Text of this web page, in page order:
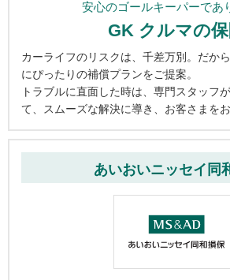
安心のゴールキーパーであ
GK クルマの
カーライフのリスクは、千差万別。だか
にぴったりの補償プランをご提案。
トラブルに直面した時は、専門スタッフ
て、スムーズな解決に導き、お客さまをお
あいおいニッセイ同